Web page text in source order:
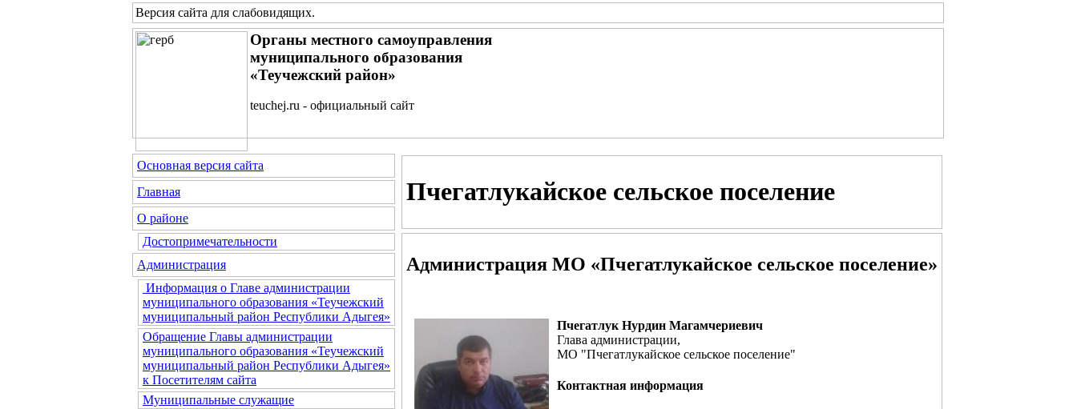
Версия сайта для слабовидящих.
Органы местного самоуправления
муниципального образования
«Теучежский район»
teuchej.ru - официальный сайт
Основная версия сайта
Главная
О районе
Достопримечательности
Администрация
Информация о Главе администрации
муниципального образования «Теучежский
муниципальный район Республики Адыгея»
Обращение Главы администрации
муниципального образования «Теучежский
муниципальный район Республики Адыгея»
к Посетителям сайта
Муниципальные служащие
Пчегатлукайское сельское поселение
Администрация МО «Пчегатлукайское сельское поселение»
Пчегатлук Нурдин Магамчериевич
Глава администрации,
МО "Пчегатлукайское сельское поселение"
Контактная информация